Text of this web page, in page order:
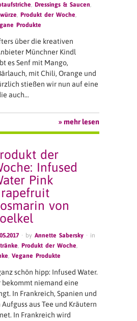
Dressings & Saucen
,Produkt der Woche
Produkte
über die kreativen
Münchner Kindl
es Senf mit Mango,
mit Chili, Orange und
stießen wir nun auf eine
auch…
» mehr lesen
der
Infused
Pink
von
· byAnnette Sabersky · in
,Produkt der Woche,
, Vegane Produkte
schön hipp: Infused Water.
bekommt niemand eine
In Frankreich, Spanien und
aus Tee und Kräutern
In Frankreich wird